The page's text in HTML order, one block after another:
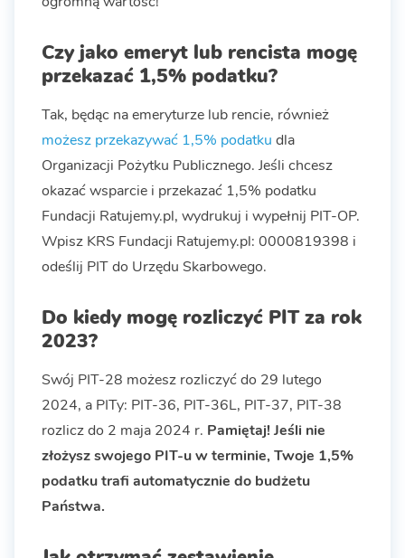
Czy jako emeryt lub rencista mogę
przekazać 1,5% podatku?
Tak, będąc na emeryturze lub rencie, również
możesz przekazywać 1,5% podatku dla
Organizacji Pożytku Publicznego. Jeśli chcesz
okazać wsparcie i przekazać 1,5% podatku
Fundacji Ratujemy.pl, wydrukuj i wypełnij PIT-OP.
Wpisz KRS Fundacji Ratujemy.pl: 0000819398 i
odeślij PIT do Urzędu Skarbowego.
Do kiedy mogę rozliczyć PIT za rok
2023?
Swój PIT-28 możesz rozliczyć do 29 lutego
2024, a PITy: PIT-36, PIT-36L, PIT-37, PIT-38
rozlicz do 2 maja 2024 r. Pamiętaj! Jeśli nie
złożysz swojego PIT-u w terminie, Twoje 1,5%
podatku trafi automatycznie do budżetu
Państwa.